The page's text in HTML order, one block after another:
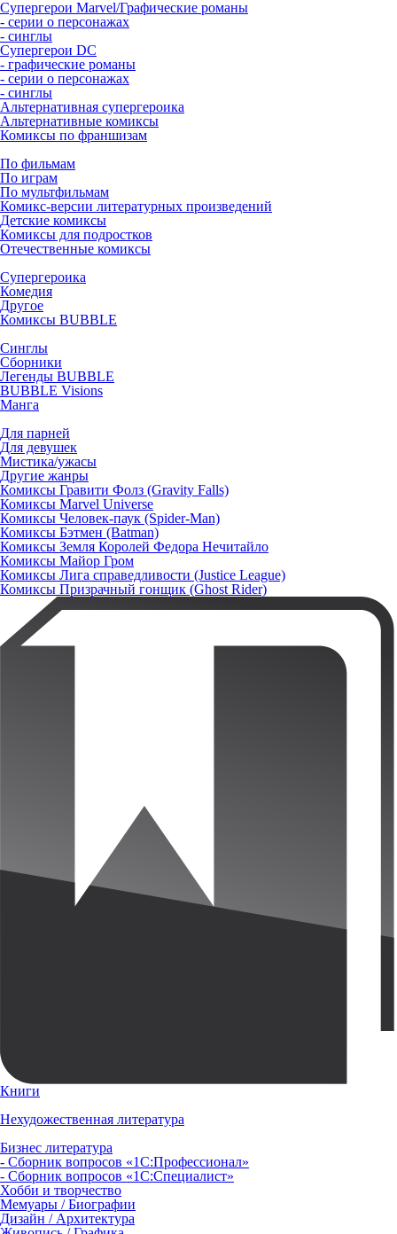
Супергерои Marvel/Графические романы
- серии о персонажах
- синглы
Супергерои DC
- графические романы
- серии о персонажах
- синглы
Альтернативная супергероика
Альтернативные комиксы
Комиксы по франшизам
По фильмам
По играм
По мультфильмам
Комикс-версии литературных произведений
Детские комиксы
Комиксы для подростков
Отечественные комиксы
Супергероика
Комедия
Другое
Комиксы BUBBLE
Синглы
Сборники
Легенды BUBBLE
BUBBLE Visions
Манга
Для парней
Для девушек
Мистика/ужасы
Другие жанры
Комиксы Гравити Фолз (Gravity Falls)
Комиксы Marvel Universe
Комиксы Человек-паук (Spider-Man)
Комиксы Бэтмен (Batman)
Комиксы Земля Королей Федора Нечитайло
Комиксы Майор Гром
Комиксы Лига справедливости (Justice League)
Комиксы Призрачный гонщик (Ghost Rider)
Книги
Нехудожественная литература
Бизнес литература
- Сборник вопросов «1С:Профессионал»
- Сборник вопросов «1С:Специалист»
Хобби и творчество
Мемуары / Биографии
Дизайн / Архитектура